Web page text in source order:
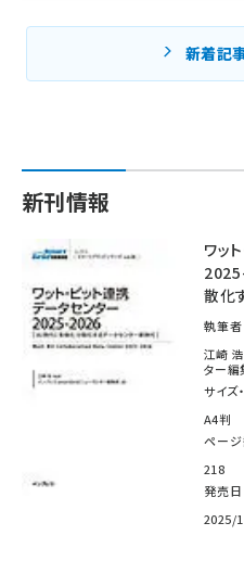
新着記
新刊情報
ワッ
散化
執筆者
江崎
ター
サイズ
A4判
ペー
218
発売日
2025/